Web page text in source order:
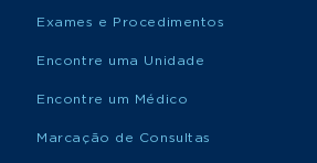
Exames e Procedimentos
Encontre uma Unidade
Encontre um Médico
Marcação de Consultas